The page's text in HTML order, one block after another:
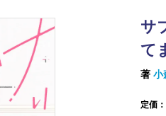
サ
て
著
定価：